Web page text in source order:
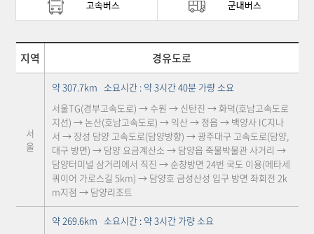
고속버스 군내버스
지역 경유도로
서
울
약 307.7km 소요시간 : 약 3시간 40분 가량 소요
서울TG(경부고속도로) → 수원 → 신탄진 → 화덕(호남고속도로
지선) → 논산(호남고속도로) → 익산 → 정읍 → 백양사 IC지나
서 → 장성 담양 고속도로(담양방향) → 광주대구 고속도로(담양,
대구 방면) → 담양 요금계산소 → 담양읍 죽물박물관 사거리 →
담양터미널 삼거리에서 직진 → 순창방면 24번 국도 이용(메타세
쿼이어 가로스길 5km) → 담양호 금성산성 입구 방면 좌회전 2k
m지점 → 담양리조트
약 269.6km 소요시간 : 약 3시간 가량 소요